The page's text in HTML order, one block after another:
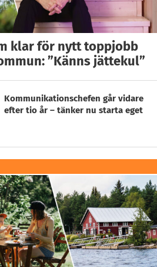
klar för nytt toppjobb
”Känns jättekul”
Kommunikationschefen går vidare
efter tio år – tänker nu starta eget